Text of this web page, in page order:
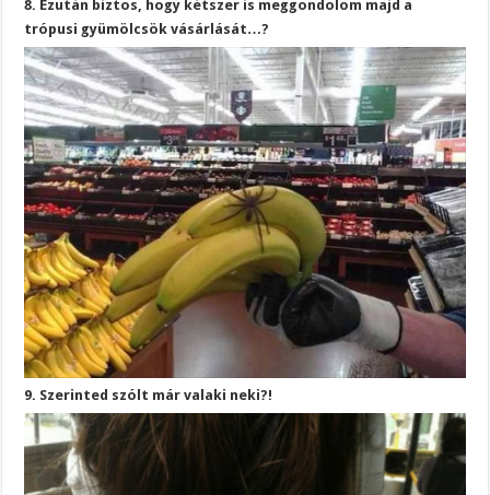
8. Ezután biztos, hogy kétszer is meggondolom majd a
trópusi gyümölcsök vásárlását…?
9. Szerinted szólt már valaki neki?!